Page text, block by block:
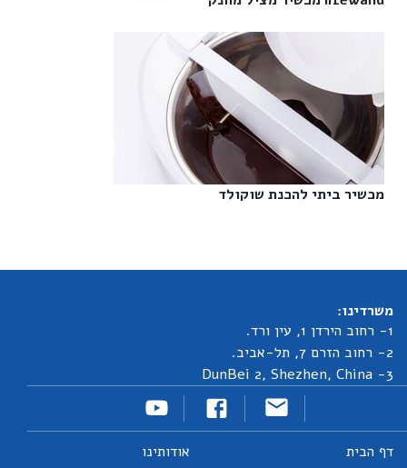
מכשיר ביתי להכנת שוקולד‎
משרדינו:
1- רחוב הירדן 1, עין ורד.
2- רחוב הזרם 7, תל-אביב.
3- DunBei 2, Shezhen, China
דף הבית
אודותינו